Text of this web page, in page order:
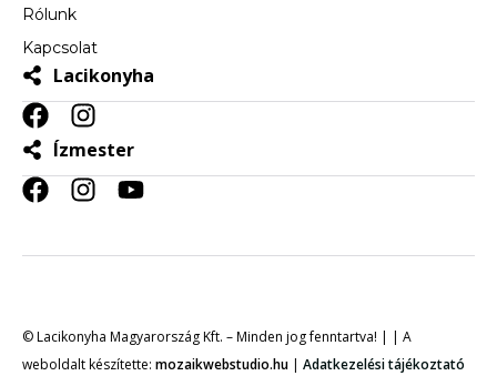
Rólunk
Kapcsolat
Lacikonyha
Ízmester
© Lacikonyha Magyarország Kft. – Minden jog fenntartva! | | A
weboldalt készítette: mozaikwebstudio.hu | Adatkezelési tájékoztató